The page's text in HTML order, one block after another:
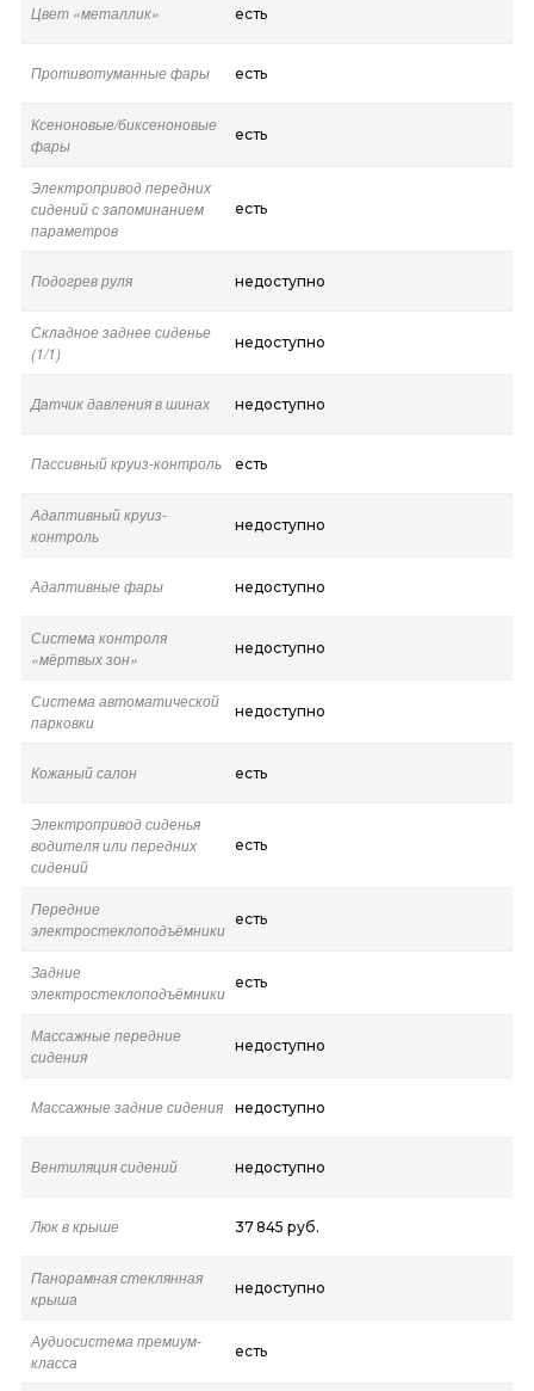
Цвет «металлик» есть
Противотуманные фары есть
Ксеноновые/биксеноновые
фары
есть
Электропривод передних
сидений с запоминанием
параметров
есть
Подогрев руля недоступно
Складное заднее сиденье
(1/1)
недоступно
Датчик давления в шинах недоступно
Пассивный круиз-контроль есть
Адаптивный круиз-
контроль
недоступно
Адаптивные фары недоступно
Система контроля
«мёртвых зон»
недоступно
Система автоматической
парковки
недоступно
Кожаный салон есть
Электропривод сиденья
водителя или передних
сидений
есть
Передние
электростеклоподъёмники
есть
Задние
электростеклоподъёмники
есть
Массажные передние
сидения
недоступно
Массажные задние сидения недоступно
Вентиляция сидений недоступно
Люк в крыше 37 845 руб.
Панорамная стеклянная
крыша
недоступно
Аудиосистема премиум-
класса
есть